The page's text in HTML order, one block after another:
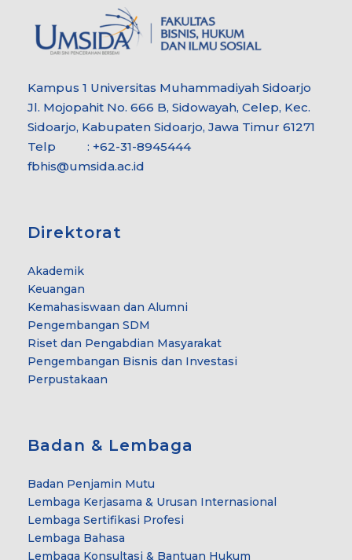
Kampus 1 Universitas Muhammadiyah Sidoarjo
Jl. Mojopahit No. 666 B, Sidowayah, Celep, Kec.
Sidoarjo, Kabupaten Sidoarjo, Jawa Timur 61271
Telp : +62-31-8945444
fbhis@umsida.ac.id
Direktorat
Akademik
Keuangan
Kemahasiswaan dan Alumni
Pengembangan SDM
Riset dan Pengabdian Masyarakat
Pengembangan Bisnis dan Investasi
Perpustakaan
Badan & Lembaga
Badan Penjamin Mutu
Lembaga Kerjasama & Urusan Internasional
Lembaga Sertifikasi Profesi
Lembaga Bahasa
Lembaga Konsultasi & Bantuan Hukum